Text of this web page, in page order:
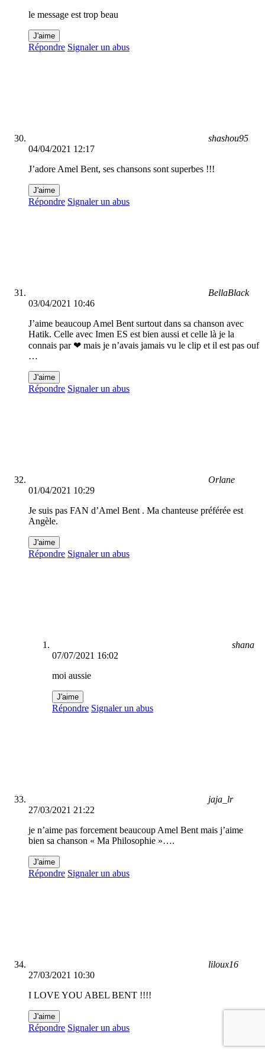
le message est trop beau
J'aime
Répondre Signaler un abus
shashou95
04/04/2021 12:17
J’adore Amel Bent, ses chansons sont superbes !!!
J'aime
Répondre Signaler un abus
BellaBlack
03/04/2021 10:46
J’aime beaucoup Amel Bent surtout dans sa chanson avec
Hatik. Celle avec Imen ES est bien aussi et celle là je la
connais par ❤ mais je n’avais jamais vu le clip et il est pas ouf
…
J'aime
Répondre Signaler un abus
Orlane
01/04/2021 10:29
Je suis pas FAN d’Amel Bent . Ma chanteuse préférée est
Angèle.
J'aime
Répondre Signaler un abus
shana
07/07/2021 16:02
moi aussie
J'aime
Répondre Signaler un abus
jaja_lr
27/03/2021 21:22
je n’aime pas forcement beaucoup Amel Bent mais j’aime
bien sa chanson « Ma Philosophie »….
J'aime
Répondre Signaler un abus
liloux16
27/03/2021 10:30
I LOVE YOU ABEL BENT !!!!
J'aime
Répondre Signaler un abus